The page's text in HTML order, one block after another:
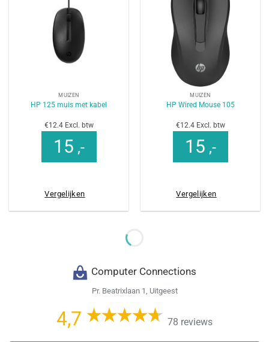
MUIZEN
HP 125 muis met kabel
€12.4 Excl. btw
15 ,-
Vergelijken
MUIZEN
HP Wired Mouse 105
€12.4 Excl. btw
15 ,-
Vergelijken
Computer Connections
Pr. Beatrixlaan 1, Uitgeest
4,7 78 reviews